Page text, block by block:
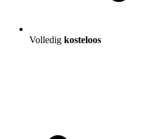
Volledig kosteloos